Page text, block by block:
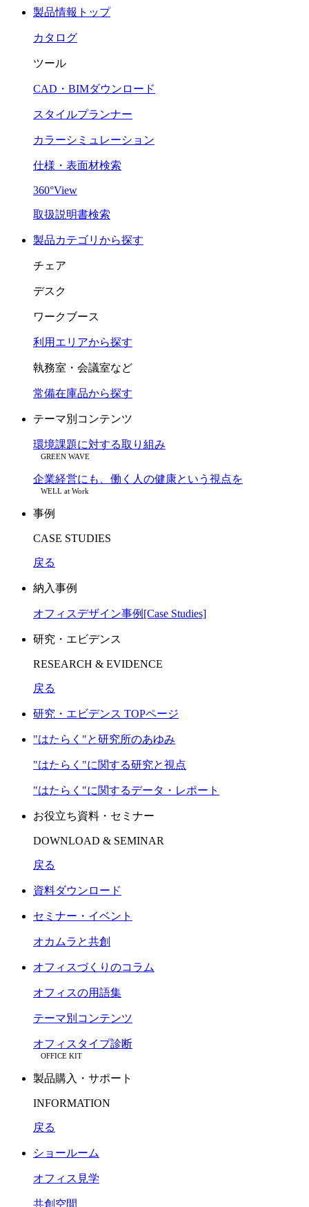
製品情報トップ
カタログ
ツール
CAD・BIMダウンロード
スタイルプランナー
カラーシミュレーション
仕様・表面材検索
360°View
取扱説明書検索
製品カテゴリから探す
チェア
デスク
ワークブース
利用エリアから探す
執務室・会議室など
常備在庫品から探す
テーマ別コンテンツ
環境課題に対する取り組み
GREEN WAVE
企業経営にも、働く人の健康という視点を
WELL at Work
事例
CASE STUDIES
戻る
納入事例
オフィスデザイン事例[Case Studies]
研究・エビデンス
RESEARCH & EVIDENCE
戻る
研究・エビデンス TOPページ
"はたらく"と研究所のあゆみ
"はたらく"に関する研究と視点
"はたらく"に関するデータ・レポート
お役立ち資料・セミナー
DOWNLOAD & SEMINAR
戻る
資料ダウンロード
セミナー・イベント
オカムラと共創
オフィスづくりのコラム
オフィスの用語集
テーマ別コンテンツ
オフィスタイプ診断
OFFICE KIT
製品購入・サポート
INFORMATION
戻る
ショールーム
オフィス見学
共創空間